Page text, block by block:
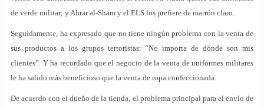
de verde militar; y Ahrar al-Sham y el ELS los prefiere de marrón claro.
Seguidamente, ha expresado que no tiene ningún problema con la venta de
sus productos a los grupos terroristas: “No importa de dónde son mis
clientes”. Y ha recordado que el negocio de la venta de uniformes militares
le ha salido más beneficioso que la venta de ropa confeccionada.
De acuerdo con el dueño de la tienda, el problema principal para el envío de